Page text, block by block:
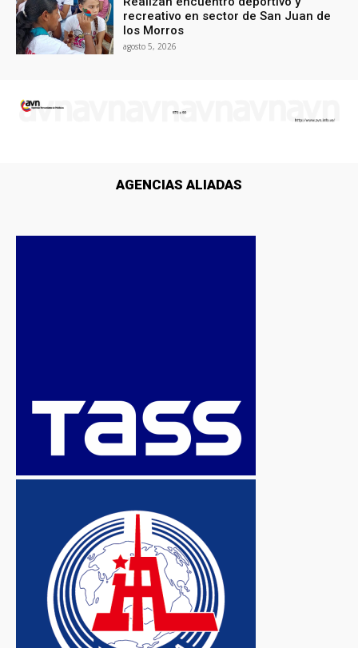
recreativo en sector de San Juan de
los Morros
agosto 5, 2026
AGENCIAS ALIADAS